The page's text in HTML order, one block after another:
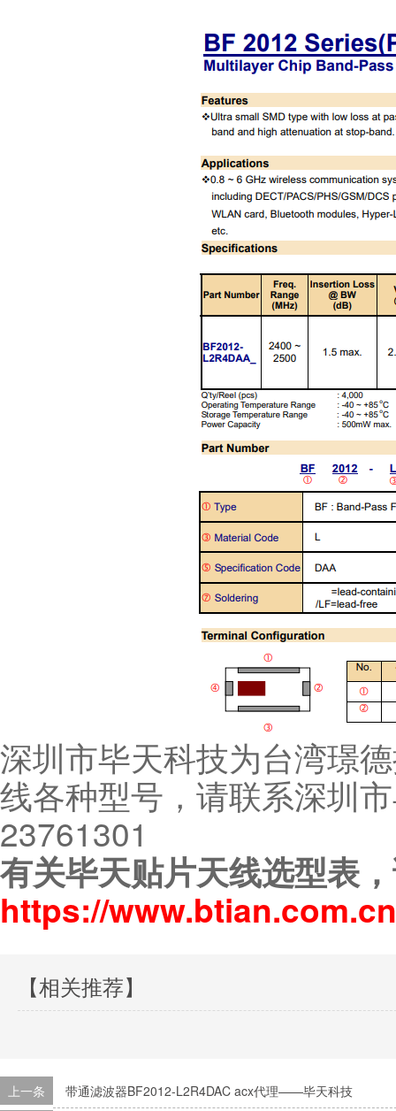
深圳市毕天科技为台湾璟
线各种型号，请联系深圳
23761301
有关毕天贴片天线选型表
https://
【相关推荐】
上一条 带通滤波器BF2012-L2R4DAC acx代理——毕天科技